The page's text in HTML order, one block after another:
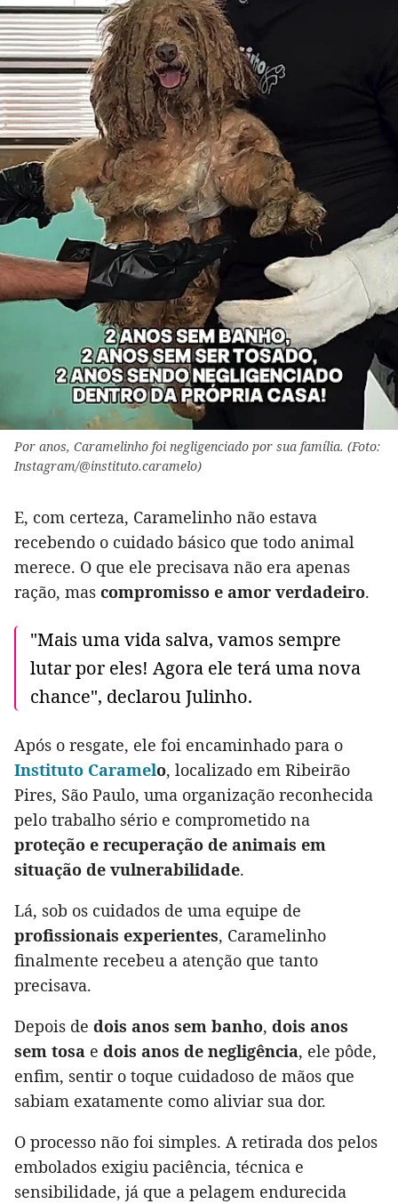
Por anos, Caramelinho foi negligenciado por sua família. (Foto:
Instagram/@instituto.caramelo)
E, com certeza, Caramelinho não estava
recebendo o cuidado básico que todo animal
merece. O que ele precisava não era apenas
ração, mas compromisso e amor verdadeiro.
"Mais uma vida salva, vamos sempre
lutar por eles! Agora ele terá uma nova
chance", declarou Julinho.
Após o resgate, ele foi encaminhado para o
Instituto Caramelo, localizado em Ribeirão
Pires, São Paulo, uma organização reconhecida
pelo trabalho sério e comprometido na
proteção e recuperação de animais em
situação de vulnerabilidade.
Lá, sob os cuidados de uma equipe de
profissionais experientes, Caramelinho
finalmente recebeu a atenção que tanto
precisava.
Depois de dois anos sem banho, dois anos
sem tosa e dois anos de negligência, ele pôde,
enfim, sentir o toque cuidadoso de mãos que
sabiam exatamente como aliviar sua dor.
O processo não foi simples. A retirada dos pelos
embolados exigiu paciência, técnica e
sensibilidade, já que a pelagem endurecida